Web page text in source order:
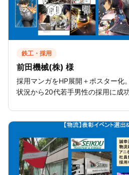
鉄工・採用
前田機械(株) 様
採用マンガをHP展開＋ポスター化
状況から20代若手男性の採用に成功